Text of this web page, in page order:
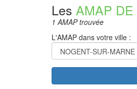
Les AMAP
1 AMAP trouvée
L'AMAP dans votre ville :